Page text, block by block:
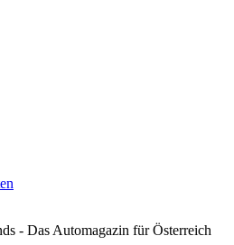
- Das Automagazin für Österreich